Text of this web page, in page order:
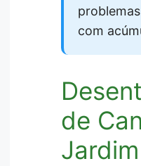
com
de
Jardim